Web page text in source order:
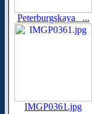
Peterburgskaya_ ...
IMGP0361.jpg